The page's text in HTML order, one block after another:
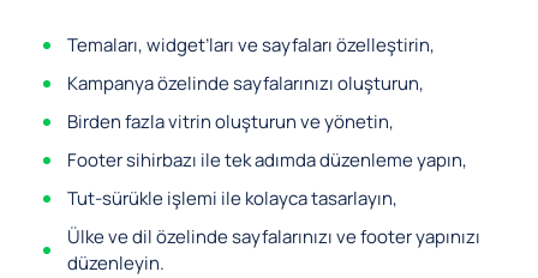
Temaları, widget’ları ve sayfaları özelleştirin,
Kampanya özelinde sayfalarınızı oluşturun,
Birden fazla vitrin oluşturun ve yönetin,
Footer sihirbazı ile tek adımda düzenleme yapın,
Tut-sürükle işlemi ile kolayca tasarlayın,
Ülke ve dil özelinde sayfalarınızı ve footer yapınızı
düzenleyin.